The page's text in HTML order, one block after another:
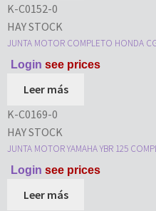
K-C0152-0
HAY STOCK
JUNTA MOTOR COMPLETO HONDA
Login see prices
Leer más
K-C0169-0
HAY STOCK
JUNTA MOTOR YAMAHA YBR 125
Login see prices
Leer más